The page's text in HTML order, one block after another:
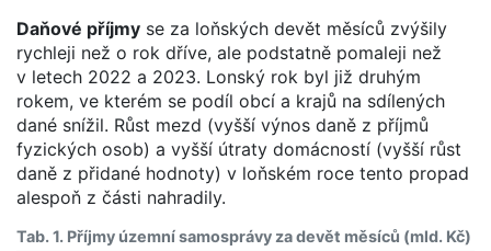
Daňové příjmy se za loňských devět měsíců zvýšily
rychleji než o rok dříve, ale podstatně pomaleji než
v letech 2022 a 2023. Lonský rok byl již druhým
rokem, ve kterém se podíl obcí a krajů na sdílených
dané snížil. Růst mezd (vyšší výnos daně z příjmů
fyzických osob) a vyšší útraty domácností (vyšší růst
daně z přidané hodnoty) v loňském roce tento propad
alespoň z části nahradily.
Tab. 1. Příjmy územní samosprávy za devět měsíců (mld. Kč)